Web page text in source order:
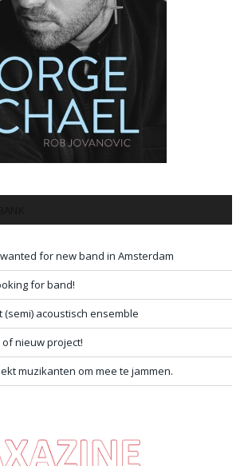
for new band in Amsterdam
for band!
acoustisch ensemble
nieuw project!
muzikanten om mee te jammen.